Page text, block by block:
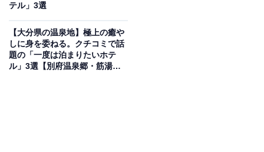
に位置し、由緒ある源泉「行幸の湯」を引く洋風リゾー
トホテルです。大浴場「海」「空」や展望風呂「昴」か
らは、海と空が繋がるような絶景を堪能できます。食事
は本格イタリアン「ガーデンレストラン ジョヴァンニ」
テル」3選
【大分県の温泉地】極上の癒や
しに身を委ねる。クチコミで話
題の「一度は泊まりたいホテ
ル」3選【別府温泉郷・筋湯温